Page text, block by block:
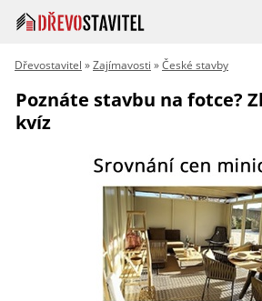
Dřevostavitel »Zajímavosti »České stavby
Poznáte stavbu na fotce?
kvíz